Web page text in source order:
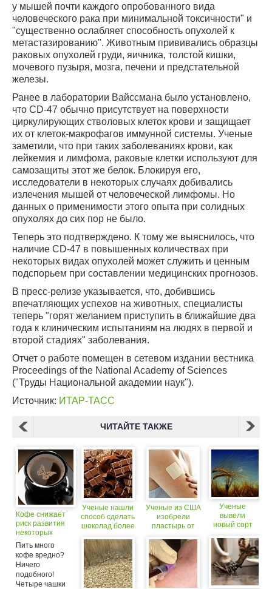
у мышей почти каждого опробованного вида
человеческого рака при минимальной токсичности" и
"существенно ослабляет способность опухолей к
метастазированию". Животным прививались образцы
раковых опухолей груди, яичника, толстой кишки,
мочевого пузыря, мозга, печени и предстательной
железы.
Ранее в лаборатории Вайссмана было установлено,
что CD-47 обычно присутствует на поверхности
циркулирующих стволовых клеток крови и защищает
их от клеток-макрофагов иммунной системы. Ученые
заметили, что при таких заболеваниях крови, как
лейкемия и лимфома, раковые клетки используют для
самозащиты этот же белок. Блокируя его,
исследователи в некоторых случаях добивались
излечения мышей от человеческой лимфомы. Но
данных о применимости этого опыта при солидных
опухолях до сих пор не было.
Теперь это подтверждено. К тому же выяснилось, что
наличие CD-47 в повышенных количествах при
некоторых видах опухолей может служить и ценным
подспорьем при составлении медицинских прогнозов.
В пресс-релизе указывается, что, добившись
впечатляющих успехов на животных, специалисты
теперь "горят желанием приступить в ближайшие два
года к клиническим испытаниям на людях в первой и
второй стадиях" заболевания.
Отчет о работе помещен в сетевом издании вестника
Proceedings of the National Academy of Sciences
("Труды Национальной академии наук").
Источник: ИТАР-ТАСС
ЧИТАЙТЕ ТАКЖЕ
Кофе снижает
риск развития
некоторых
видов рака
Пить много
кофе вредно?
Ничего
подобного!
Четыре чашки
Ученые нашли
способ сделать
шоколад более
Ученые из США
изобрели
пластырь от
Ученые
вывели
новый сорт
высоким
содержанием
клетчатки